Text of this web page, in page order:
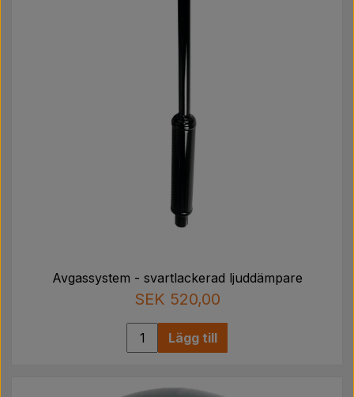
Avgassystem - svartlackerad ljuddämpare
SEK 520,00
Lägg till